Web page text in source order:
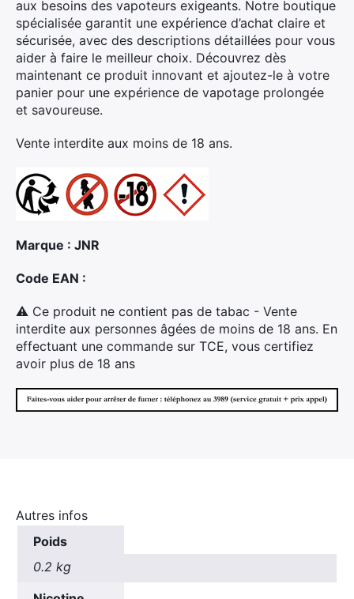
aux besoins des vapoteurs exigeants. Notre boutique
spécialisée garantit une expérience d’achat claire et
sécurisée, avec des descriptions détaillées pour vous
aider à faire le meilleur choix. Découvrez dès
maintenant ce produit innovant et ajoutez-le à votre
panier pour une expérience de vapotage prolongée
et savoureuse.
Vente interdite aux moins de 18 ans.
Marque : JNR
Code EAN :
⚠ Ce produit ne contient pas de tabac - Vente
interdite aux personnes âgées de moins de 18 ans. En
effectuant une commande sur TCE, vous certifiez
avoir plus de 18 ans
Autres infos
Poids
0.2 kg
Rechercher
: